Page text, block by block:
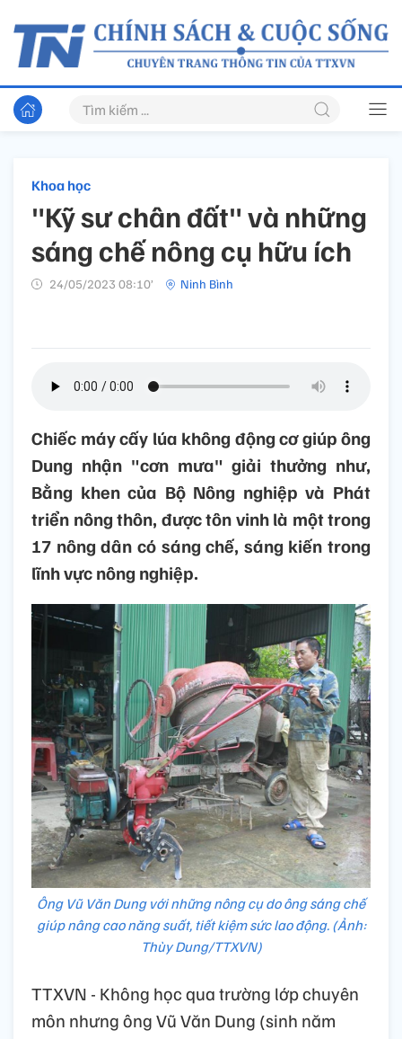
Khoa học
"Kỹ sư chân đất" và những
sáng chế nông cụ hữu ích
24/05/2023 08:10’ Ninh Bình
Chiếc máy cấy lúa không động cơ giúp ông
Dung nhận "cơn mưa" giải thưởng như,
Bằng khen của Bộ Nông nghiệp và Phát
triển nông thôn, được tôn vinh là một trong
17 nông dân có sáng chế, sáng kiến trong
lĩnh vực nông nghiệp.
Ông Vũ Văn Dung với những nông cụ do ông sáng chế
giúp nâng cao năng suất, tiết kiệm sức lao động. (Ảnh:
Thùy Dung/TTXVN)
TTXVN - Không học qua trường lớp chuyên
môn nhưng ông Vũ Văn Dung (sinh năm